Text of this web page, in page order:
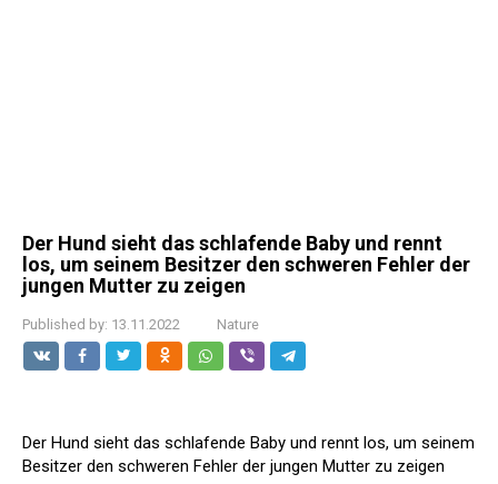
Der Hund sieht das schlafende Baby und rennt
los, um seinem Besitzer den schweren Fehler der
jungen Mutter zu zeigen
Published by: 13.11.2022 Nature
Der Hund sieht das schlafende Baby und rennt los, um seinem
Besitzer den schweren Fehler der jungen Mutter zu zeigen